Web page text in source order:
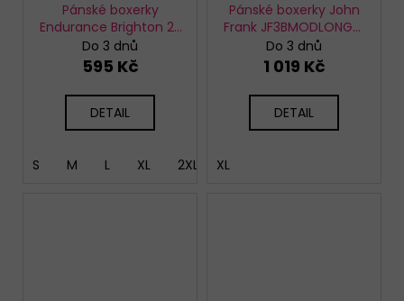
Pánské boxerky
Endurance Brighton 2-
pack
Do 3 dnů
595 Kč
DETAIL
S M L XL 2XL
Pánské boxerky John
Frank JF3BMODLONG01
3PACK
Do 3 dnů
1 019 Kč
DETAIL
XL